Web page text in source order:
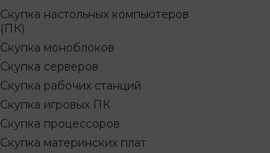
Скупка настольных компьютеров
(ПК)
Скупка моноблоков
Скупка серверов
Скупка рабочих станций
Скупка игровых ПК
Скупка процессоров
Скупка материнских плат